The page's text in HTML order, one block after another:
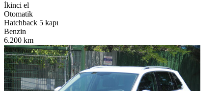
İkinci el
Otomatik
Hatchback 5 kapı
Benzin
6.200 km